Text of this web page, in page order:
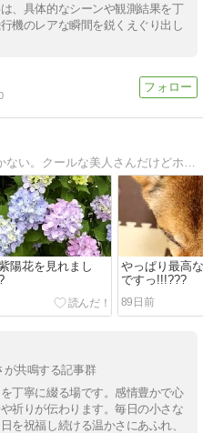
、具体的なシーンや観測結果を丁
機のレアな瞬間を鋭くえぐり出し
お嬢サマは愛想なんて振りまかない。クールな美人さんだけどホントは甘えん坊の寂しがり屋･･･それがうちのお嬢サマ
陽花を見れまし
やっぱり最高
ですっ!!!???
89日前
が共鳴する記事群
丁寧に綴る場です。感情豊かで心
祈りが伝わります。毎日の小さな
を祝福し続ける温かさにあふれ、